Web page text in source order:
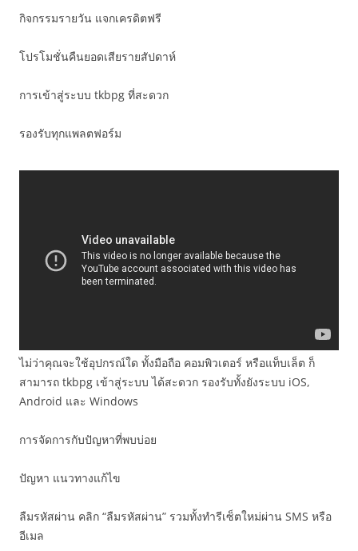
กิจกรรมรายวัน แจกเครดิตฟรี
โปรโมชั่นคืนยอดเสียรายสัปดาห์
การเข้าสู่ระบบ tkbpg ที่สะดวก
รองรับทุกแพลตฟอร์ม
ไม่ว่าคุณจะใช้อุปกรณ์ใด ทั้งมือถือ คอมพิวเตอร์ หรือแท็บเล็ต ก็
สามารถ tkbpg เข้าสู่ระบบ ได้สะดวก รองรับทั้งยังระบบ iOS,
Android และ Windows
การจัดการกับปัญหาที่พบบ่อย
ปัญหา แนวทางแก้ไข
ลืมรหัสผ่าน คลิก “ลืมรหัสผ่าน” รวมทั้งทำรีเซ็ตใหม่ผ่าน SMS หรือ
อีเมล